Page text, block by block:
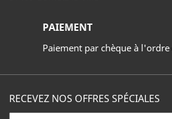
PAIEMENT
Paiement par chèque à
RECEVEZ NOS OFFRES SPÉCIALES